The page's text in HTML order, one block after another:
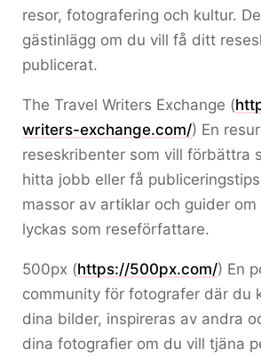
resor, fotografering och kultur.
gästinlägg om du vill få ditt
publicerat.
The Travel Writers Exchange (
writers-exchange.com/) En
reseskribenter som vill förbättra
hitta jobb eller få
massor av artiklar och guider om
lyckas som reseförfattare.
500px (https://500px.com/) En
community för fotografer där du
dina bilder, inspireras av andra
dina fotografier om du vill tjäna